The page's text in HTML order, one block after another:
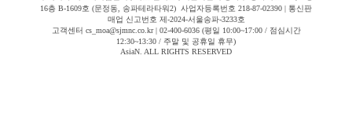
16층 B-1609호 (문정동, 송파테라타워2) 사업자등록번호 218-87-02390 | 통신판
매업 신고번호 제-2024-서울송파-3233호
고객센터 cs_moa@sjmnc.co.kr | 02-400-6036 (평일 10:00~17:00 / 점심시간
12:30~13:30 / 주말 및 공휴일 휴무)
AsiaN. ALL RIGHTS RESERVED